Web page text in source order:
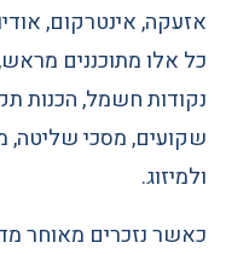
אזעקה, אינטרקום,
כל אלו מתוכננים
נקודות חשמל, הכנות
שקועים, מסכי שליטה,
ולמיזוג.
כאשר נזכרים מאוחר